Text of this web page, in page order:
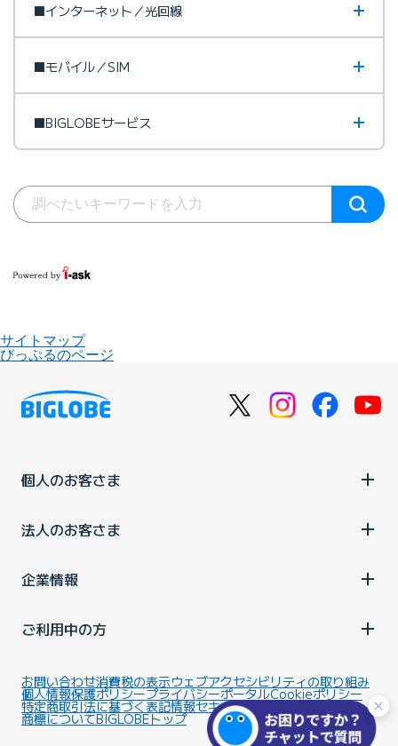
■インターネット／光回線
■モバイル／SIM
■BIGLOBEサービス
サイトマップ
びっぷるのページ
個人のお客さま
法人のお客さま
企業情報
ご利用中の方
お問い合わせ消費税の表示ウェブアクセシビリティの取り組み
個人情報保護ポリシープライバシーポータルCookieポリシー
特定商取引法に基づく表記情報セキュリティ基本方針
商標についてBIGLOBEトップ